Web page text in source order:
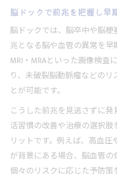
脳ドックで前兆を把握し早
脳ドックでは、脳卒中や脳
兆となる脳や血管の異常を早
MRI・MRAといった画像検査
り、未破裂脳動脈瘤などの
とが可能です。
こうした前兆を見逃さずに
活習慣の改善や治療の選択
リットです。例えば、高血
が背景にある場合、脳血管の
個々のリスクに応じた予防策